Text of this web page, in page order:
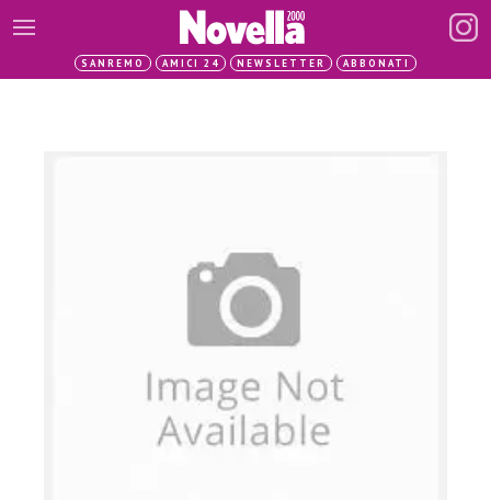
SANREMO AMICI 24 NEWSLETTER ABBONATI